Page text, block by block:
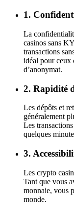
1.
La
casinos sans
transactions
idéal pour ceux
d’anonymat.
2. Rapidité
Les dépôts et
généralement
Les
quelques
3.
Les crypto
Tant que vous
monnaie, vous
monde.